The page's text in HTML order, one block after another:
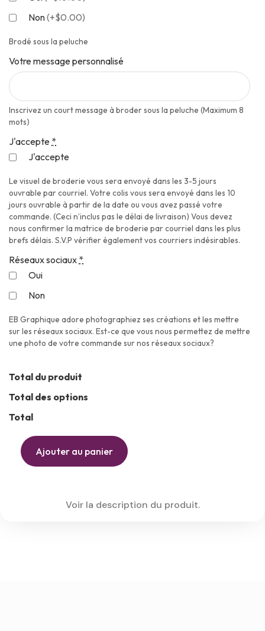
Non(+$0.00)
Brodé sous la peluche
Votre message personnalisé
Inscrivez un court message à broder sous la peluche (Maximum 8
mots)
J'accepte *
J'accepte
Le visuel de broderie vous sera envoyé dans les 3-5 jours
ouvrable par courriel. Votre colis vous sera envoyé dans les 10
jours ouvrable à partir de la date ou vous avez passé votre
commande. (Ceci n’inclus pas le délai de livraison) Vous devez
nous confirmer la matrice de broderie par courriel dans les plus
brefs délais. S.V.P vérifier également vos courriers indésirables.
Réseaux sociaux *
Oui
Non
EB Graphique adore photographiez ses créations et les mettre
sur les réseaux sociaux. Est-ce que vous nous permettez de mettre
une photo de votre commande sur nos réseaux sociaux?
Total du produit
Total des options
Total
Ajouter au panier
Voir la description du produit.